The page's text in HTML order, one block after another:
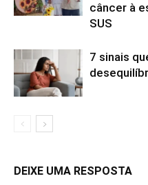
câncer à
SUS
7 sinais
DEIXE UMA RESPOSTA